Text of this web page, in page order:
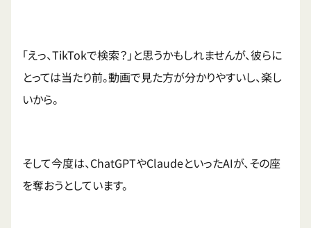
「えっ、TikTokで検索？」と思うかもしれませんが、彼らに
とっては当たり前。動画で見た方が分かりやすいし、楽し
いから。
そして今度は、ChatGPTやClaudeといったAIが、その座
を奪おうとしています。